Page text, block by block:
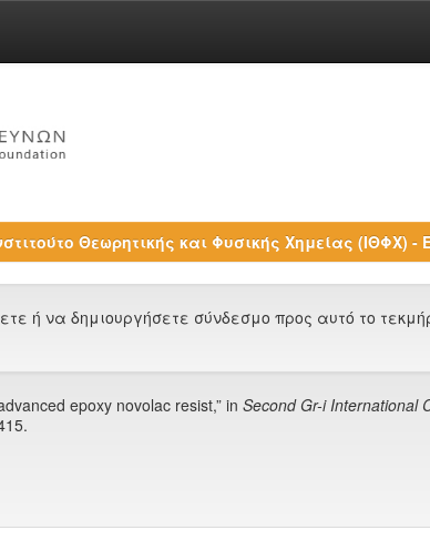
Θεωρητικής και Φυσικής Χημείας (ΙΘΦΧ) -
ή να δημιουργήσετε σύνδεσμο προς αυτό το
epoxy novolac resist,” in Second Gr-i International